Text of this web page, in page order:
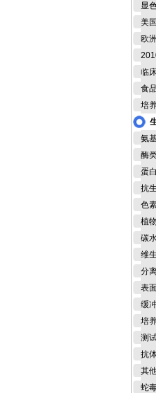
显
美
欧
临
食
培
氨
酶
蛋
抗
色
植
碳
维
分
表
缓
培
测
抗
其
蛇